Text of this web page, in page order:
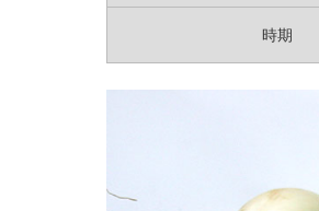
時期